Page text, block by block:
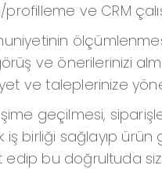
ve CRM
ve önerilerinizi
ve taleplerinize
geçilmesi,
iş birliği sağlayıp
edip bu doğrultuda